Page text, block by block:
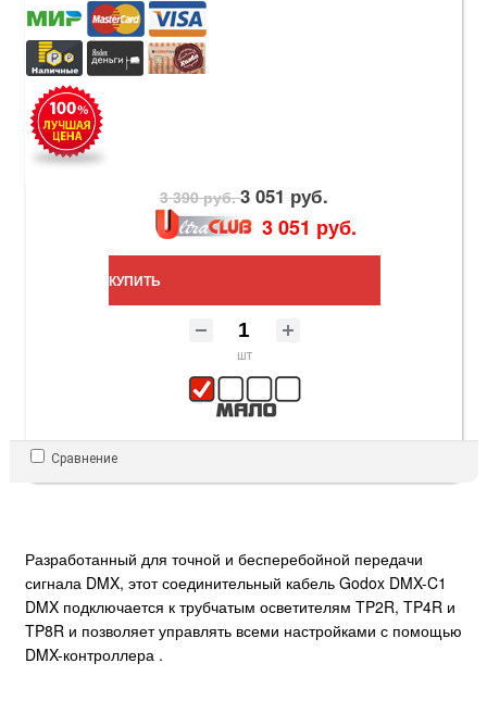
3 390 руб.3 051 руб.
3 051 руб.
КУПИТЬ
шт
Сравнение
Разработанный для точной и бесперебойной передачи
сигнала DMX, этот соединительный кабель Godox DMX-C1
DMX подключается к трубчатым осветителям TP2R, TP4R и
TP8R и позволяет управлять всеми настройками с помощью
DMX-контроллера .